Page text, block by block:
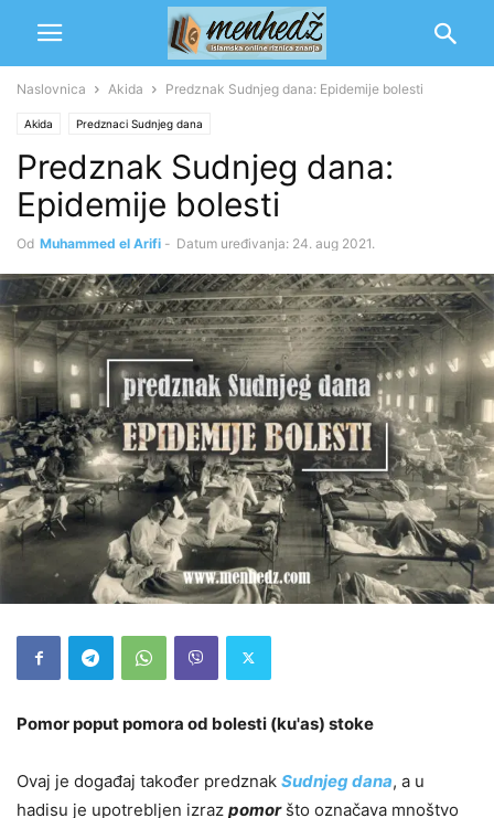
Naslovnica Akida Predznak Sudnjeg dana: Epidemije bolesti
Akida Predznaci Sudnjeg dana
Predznak Sudnjeg dana:
Epidemije bolesti
Od Muhammed el Arifi - Datum uređivanja: 24. aug 2021.
Pomor poput pomora od bolesti (ku'as) stoke
Ovaj je događaj također predznak Sudnjeg dana, a u
hadisu je upotrebljen izraz pomoršto označava mnoštvo